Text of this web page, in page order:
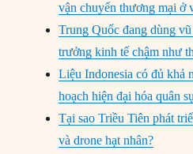
vận chuyển thương mại ở
Trung Quốc đang dùng
trưởng kinh tế chậm như
Liệu Indonesia có đủ khả
hoạch hiện đại hóa quân
Tại sao Triều Tiên phát
và drone hạt nhân?